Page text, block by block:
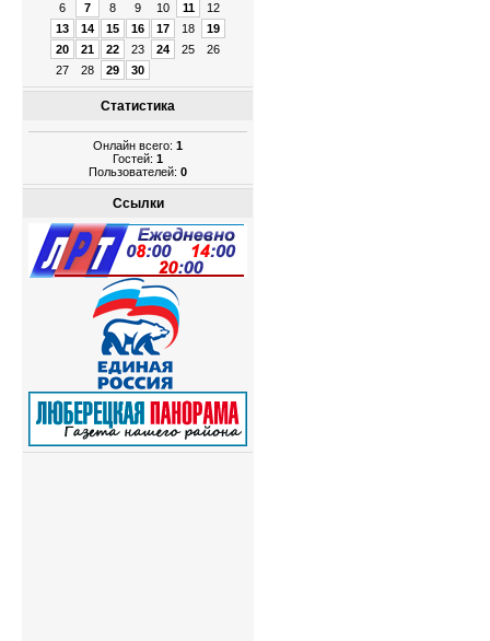
6
7 8 9 10 11
12
13
14 15 16 17 18
19
20
21 22 23 24 25
26
27
28 29 30
Статистика
Онлайн всего: 1
Гостей: 1
Пользователей: 0
Ссылки